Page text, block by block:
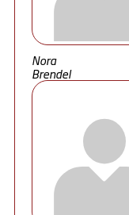
Nora
Brendel